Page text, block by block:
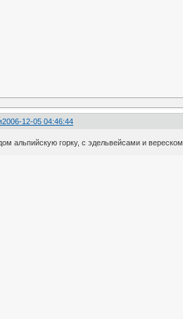
2006-12-05 04:46:44
альпийскую горку, с эдельвейсами и вереском